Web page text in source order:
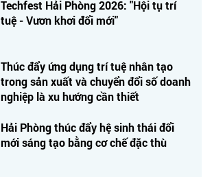
Techfest Hải Phòng 2026: "Hội tụ trí
tuệ - Vươn khơi đổi mới"
Thúc đẩy ứng dụng trí tuệ nhân tạo
trong sản xuất và chuyển đổi số doanh
nghiệp là xu hướng cần thiết
Hải Phòng thúc đẩy hệ sinh thái đổi
mới sáng tạo bằng cơ chế đặc thù